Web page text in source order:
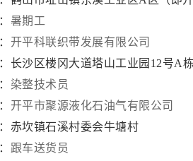
暑期工
开平科联织带发展有限公司
长沙区楼冈大道塔山工业园12号A
染整技术员
开平市聚源液化石油气有限公司
赤坎镇石溪村委会牛塘村
跟车送货员